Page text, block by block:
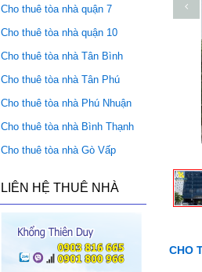
CHO
Cho thuê tòa nhà quận 7
Cho thuê tòa nhà quận 10
Cho thuê tòa nhà Tân Bình
Cho thuê tòa nhà Tân Phú
Cho thuê tòa nhà Phú Nhuận
Cho thuê tòa nhà Bình Thạnh
Cho thuê tòa nhà Gò Vấp
LIÊN HỆ THUÊ NHÀ